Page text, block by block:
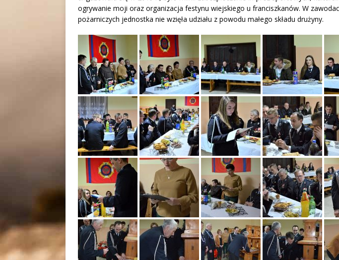
ogrywanie moji oraz organizacja festynu wiejskiego u franciszkanów. W
pożarniczych jednostka nie wzięła udziału z powodu małego składu drużyny.